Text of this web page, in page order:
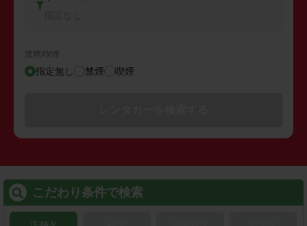
禁煙/喫煙
指定無し 禁煙 喫煙
こだわり条件で検索